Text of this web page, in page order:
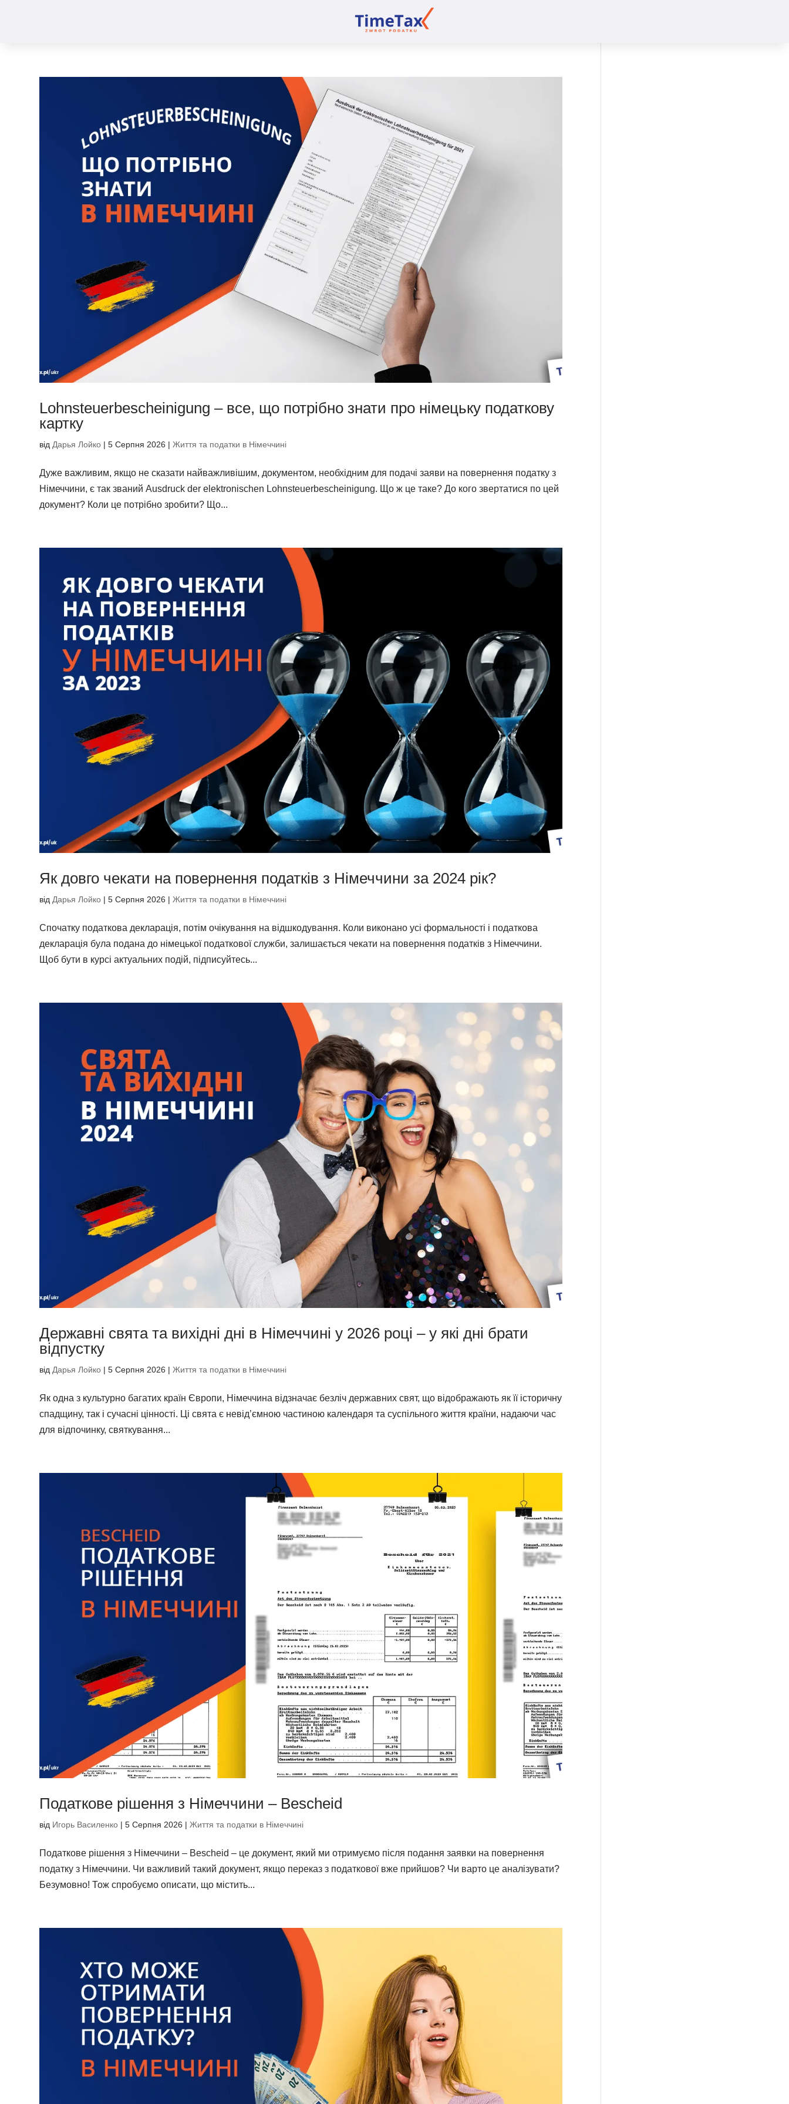
Lohnsteuerbescheinigung – все, що потрібно знати про німецьку податкову
картку
від Дарья Лойко |5 Серпня 2026 |Життя та податки в Німеччині
Дуже важливим, якщо не сказати найважливішим, документом, необхідним для подачі заяви на повернення податку з
Німеччини, є так званий Ausdruck der elektronischen Lohnsteuerbescheinigung. Що ж це таке? До кого звертатися по цей
документ? Коли це потрібно зробити? Що...
Як довго чекати на повернення податків з Німеччини за 2024 рік?
від Дарья Лойко |5 Серпня 2026 |Життя та податки в Німеччині
Спочатку податкова декларація, потім очікування на відшкодування. Коли виконано усі формальності і податкова
декларація була подана до німецької податкової служби, залишається чекати на повернення податків з Німеччини.
Щоб бути в курсі актуальних подій, підписуйтесь...
Державні свята та вихідні дні в Німеччині у 2026 році – у які дні брати
відпустку
від Дарья Лойко |5 Серпня 2026 |Життя та податки в Німеччині
Як одна з культурно багатих країн Європи, Німеччина відзначає безліч державних свят, що відображають як її історичну
спадщину, так і сучасні цінності. Ці свята є невід’ємною частиною календаря та суспільного життя країни, надаючи час
для відпочинку, святкування...
Податкове рішення з Німеччини – Bescheid
від Игорь Василенко |5 Серпня 2026 |Життя та податки в Німеччині
Податкове рішення з Німеччини – Bescheid – це документ, який ми отримуємо після подання заявки на повернення
податку з Німеччини. Чи важливий такий документ, якщо переказ з податкової вже прийшов? Чи варто це аналізувати?
Безумовно! Тож спробуємо описати, що містить...